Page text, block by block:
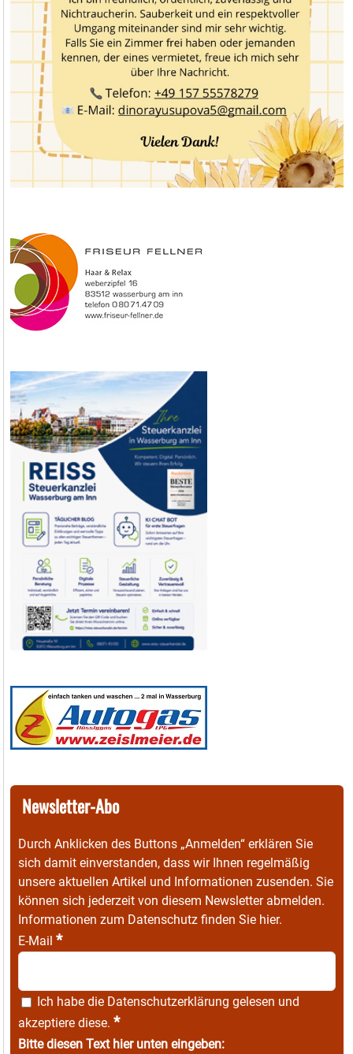
Newsletter-Abo
Durch Anklicken des Buttons „Anmelden“ erklären Sie
sich damit einverstanden, dass wir Ihnen regelmäßig
unsere aktuellen Artikel und Informationen zusenden. Sie
können sich jederzeit von diesem Newsletter abmelden.
Informationen zum Datenschutz finden Sie hier.
E-Mail *
Ich habe die Datenschutzerklärung gelesen und
akzeptiere diese. *
Bitte diesen Text hier unten eingeben: